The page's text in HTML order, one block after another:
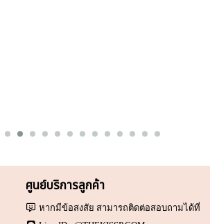
ศูนย์บริการลูกค้า
หากมีข้อสงสัย สามารถติดต่อสอบถามได้ที่